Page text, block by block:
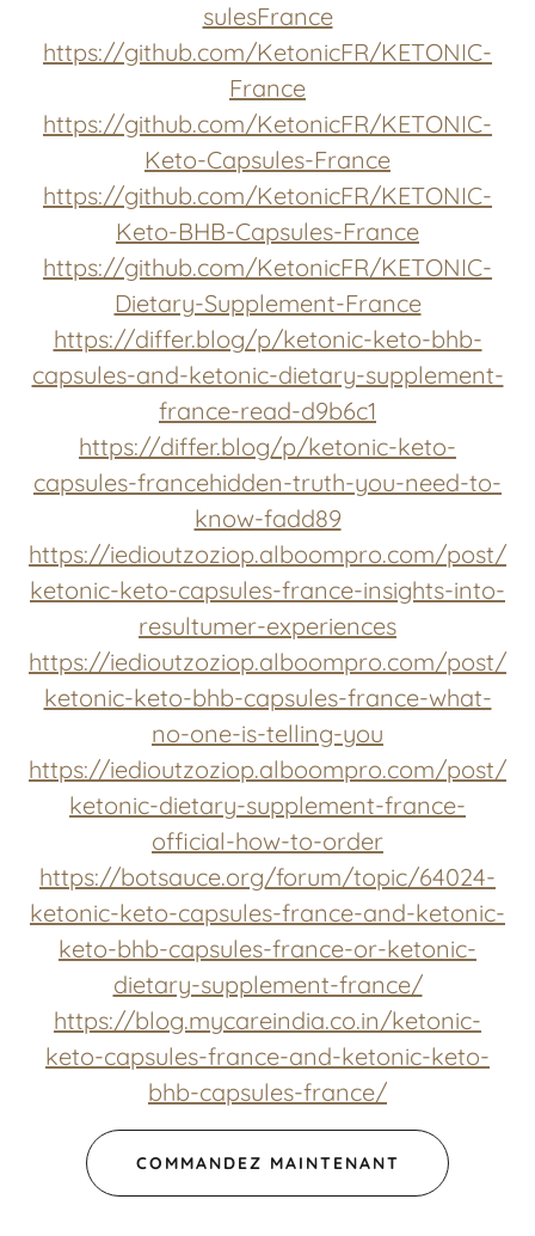
sulesFrance
https://github.com/KetonicFR/KETONIC-
France
https://github.com/KetonicFR/KETONIC-
Keto-Capsules-France
https://github.com/KetonicFR/KETONIC-
Keto-BHB-Capsules-France
https://github.com/KetonicFR/KETONIC-
Dietary-Supplement-France
https://differ.blog/p/ketonic-keto-bhb-
capsules-and-ketonic-dietary-supplement-
france-read-d9b6c1
https://differ.blog/p/ketonic-keto-
capsules-francehidden-truth-you-need-to-
know-fadd89
https://iedioutzoziop.alboompro.com/post/
ketonic-keto-capsules-france-insights-into-
resultumer-experiences
https://iedioutzoziop.alboompro.com/post/
ketonic-keto-bhb-capsules-france-what-
no-one-is-telling-you
https://iedioutzoziop.alboompro.com/post/
ketonic-dietary-supplement-france-
official-how-to-order
https://botsauce.org/forum/topic/64024-
ketonic-keto-capsules-france-and-ketonic-
keto-bhb-capsules-france-or-ketonic-
dietary-supplement-france/
https://blog.mycareindia.co.in/ketonic-
keto-capsules-france-and-ketonic-keto-
bhb-capsules-france/
COMMANDEZ MAINTENANT